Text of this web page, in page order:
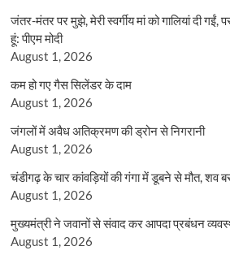
जंतर-मंतर पर मुझे, मेरी स्वर्गीय मां को गालियां दी गईं,
हूं: पीएम मोदी
August 1, 2026
कम हो गए गैस सिलेंडर के दाम
August 1, 2026
जंगलों में अवैध अतिक्रमण की ड्रोन से निगरानी
August 1, 2026
चंडीगढ़ के चार कांवड़ियों की गंगा में डूबने से मौत, शव
August 1, 2026
मुख्यमंत्री ने जवानों से संवाद कर आपदा प्रबंधन
August 1, 2026